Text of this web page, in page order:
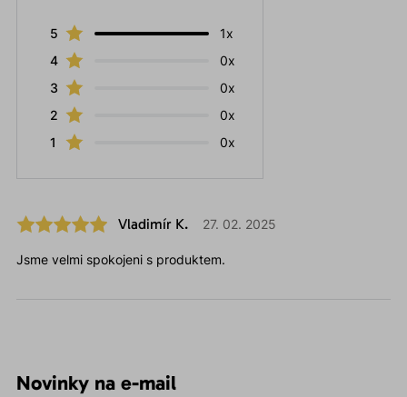
5
1x
4
0x
3
0x
2
0x
1
0x
Vladimír K. 27. 02. 2025
Jsme velmi spokojeni s produktem.
Novinky na e-mail